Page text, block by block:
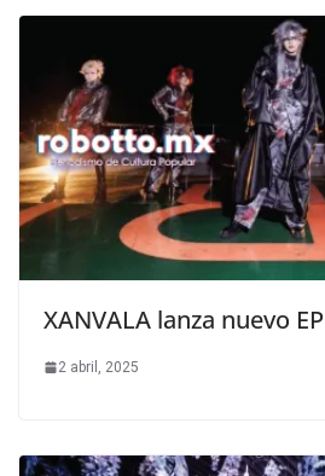
XANVALA lanza nuevo EP
2 abril, 2025